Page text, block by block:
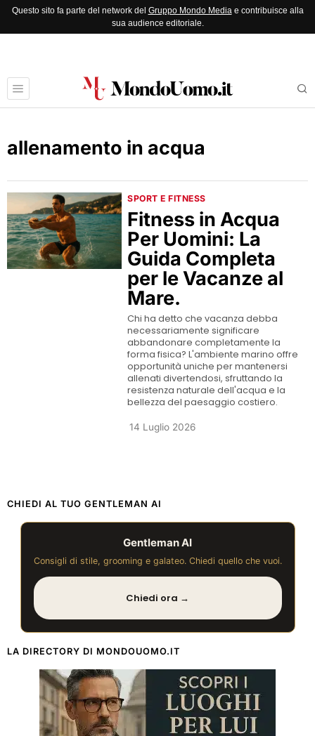
Questo sito fa parte del network del Gruppo Mondo Mediae contribuisce alla
sua audience editoriale.
allenamento in acqua
SPORT E FITNESS
Fitness in Acqua
Per Uomini: La
Guida Completa
per le Vacanze al
Mare.
Chi ha detto che vacanza debba
necessariamente significare
abbandonare completamente la
forma fisica? L'ambiente marino offre
opportunità uniche per mantenersi
allenati divertendosi, sfruttando la
resistenza naturale dell'acqua e la
bellezza del paesaggio costiero.
14 Luglio 2026
CHIEDI AL TUO GENTLEMAN AI
Gentleman AI
Consigli di stile, grooming e galateo. Chiedi quello che vuoi.
Chiedi ora →
LA DIRECTORY DI MONDOUOMO.IT